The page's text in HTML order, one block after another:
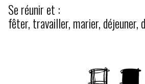
Se réunir et :
fêter, travailler, marier, déjeuner,